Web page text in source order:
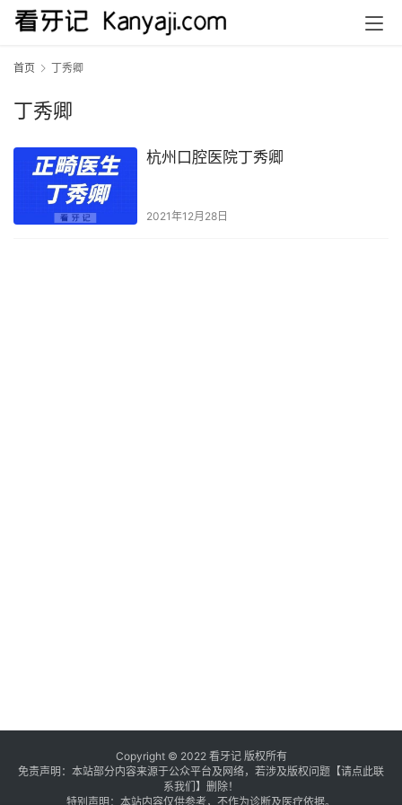
首页 丁秀卿
丁秀卿
杭州口腔医院丁秀卿
2021年12月28日
Copyright © 2022 看牙记 版权所有
免责声明：本站部分内容来源于公众平台及网络，若涉及版权问题【请点此联
系我们 】 删除！
特别声明：本站内容仅供参考，不作为诊断及医疗依据。